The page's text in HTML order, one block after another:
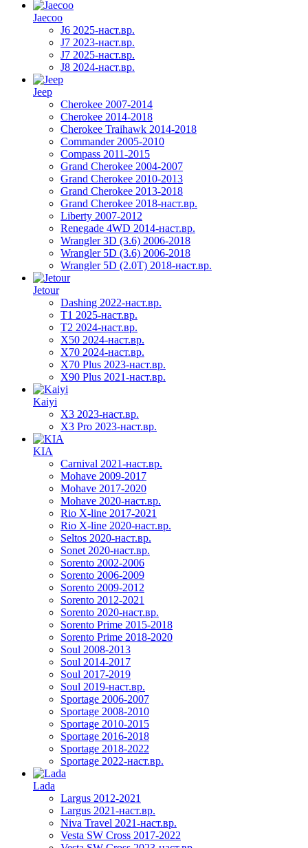
Jaecoo
J6 2025-наст.вр.
J7 2023-наст.вр.
J7 2025-наст.вр.
J8 2024-наст.вр.
Jeep
Cherokee 2007-2014
Cherokee 2014-2018
Cherokee Traihawk 2014-2018
Commander 2005-2010
Compass 2011-2015
Grand Cherokee 2004-2007
Grand Cherokee 2010-2013
Grand Cherokee 2013-2018
Grand Cherokee 2018-наст.вр.
Liberty 2007-2012
Renegade 4WD 2014-наст.вр.
Wrangler 3D (3.6) 2006-2018
Wrangler 5D (3.6) 2006-2018
Wrangler 5D (2.0T) 2018-наст.вр.
Jetour
Dashing 2022-наст.вр.
T1 2025-наст.вр.
T2 2024-наст.вр.
X50 2024-наст.вр.
X70 2024-наст.вр.
X70 Plus 2023-наст.вр.
X90 Plus 2021-наст.вр.
Kaiyi
X3 2023-наст.вр.
X3 Pro 2023-наст.вр.
KIA
Carnival 2021-наст.вр.
Mohave 2009-2017
Mohave 2017-2020
Mohave 2020-наст.вр.
Rio X-line 2017-2021
Rio X-line 2020-наст.вр.
Seltos 2020-наст.вр.
Sonet 2020-наст.вр.
Sorento 2002-2006
Sorento 2006-2009
Sorento 2009-2012
Sorento 2012-2021
Sorento 2020-наст.вр.
Sorento Prime 2015-2018
Sorento Prime 2018-2020
Soul 2008-2013
Soul 2014-2017
Soul 2017-2019
Soul 2019-наст.вр.
Sportage 2006-2007
Sportage 2008-2010
Sportage 2010-2015
Sportage 2016-2018
Sportage 2018-2022
Sportage 2022-наст.вр.
Lada
Largus 2012-2021
Largus 2021-наст.вр.
Niva Travel 2021-наст.вр.
Vesta SW Cross 2017-2022